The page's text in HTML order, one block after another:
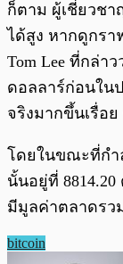
ก็ตาม ผู้เชี่ยวช
ได้สูง หากดูกรา
Tom Lee ที่กล่า
ดอลลาร์ก่อนใน
จริงมากขึ้นเรื่อย
โดยในขณะที่กำ
นั้นอยู่ที่ 8814.20
มีมูลค่าตลาดรว
bitcoin